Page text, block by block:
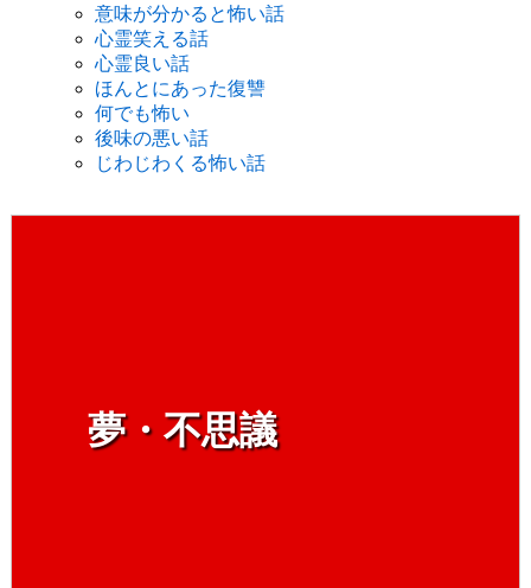
意味が分かると怖い話
心霊笑える話
心霊良い話
ほんとにあった復讐
何でも怖い
後味の悪い話
じわじわくる怖い話
夢・不思議